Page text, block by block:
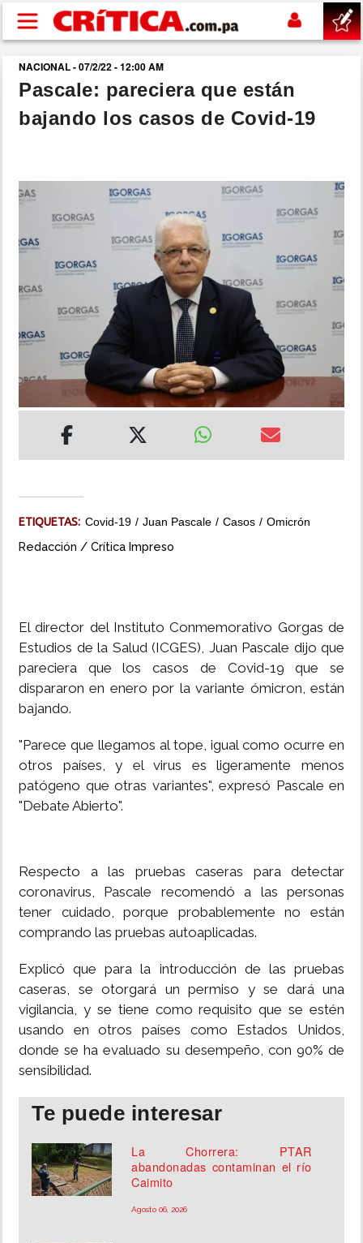
Pasar al contenido principal
buscar
SUCESOS
SHOW
DEPORTES
MUNDO
MULTIMEDIA
NACIONAL - 07/2/22 - 12:00 AM
Pascale: pareciera que están
bajando los casos de Covid-19
ETIQUETAS: Covid-19 Juan Pascale Casos Omicrón
Redacción / Crítica Impreso
El director del Instituto Conmemorativo Gorgas de
Estudios de la Salud (ICGES), Juan Pascale dijo que
pareciera que los casos de Covid-19 que se
dispararon en enero por la variante ómicron, están
bajando.
"Parece que llegamos al tope, igual como ocurre en
otros países, y el virus es ligeramente menos
patógeno que otras variantes", expresó Pascale en
"Debate Abierto".
Respecto a las pruebas caseras para detectar
coronavirus, Pascale recomendó a las personas
tener cuidado, porque probablemente no están
comprando las pruebas autoaplicadas.
Explicó que para la introducción de las pruebas
caseras, se otorgará un permiso y se dará una
vigilancia, y se tiene como requisito que se estén
usando en otros países como Estados Unidos,
donde se ha evaluado su desempeño, con 90% de
sensibilidad.
Te puede interesar
La Chorrera: PTAR
abandonadas contaminan el río
Caimito
Agosto 06, 2026